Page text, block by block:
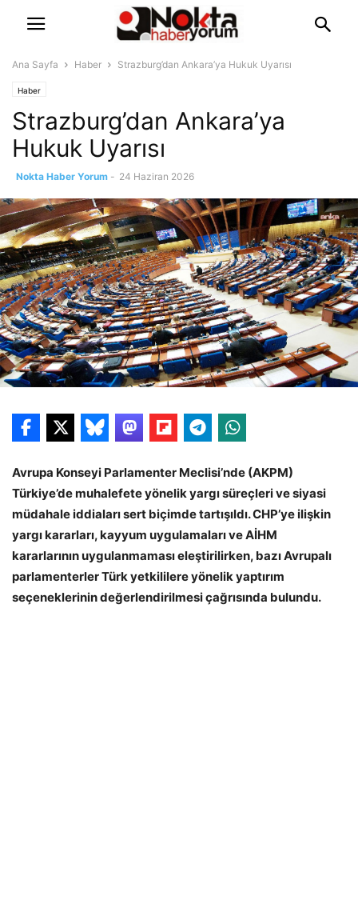
Ana Sayfa Haber Strazburg’dan Ankara’ya Hukuk Uyarısı
Haber
Strazburg’dan Ankara’ya
Hukuk Uyarısı
Nokta Haber Yorum - 24 Haziran 2026
Avrupa Konseyi Parlamenter Meclisi’nde (AKPM)
Türkiye’de muhalefete yönelik yargı süreçleri ve siyasi
müdahale iddiaları sert biçimde tartışıldı. CHP’ye ilişkin
yargı kararları, kayyum uygulamaları ve AİHM
kararlarının uygulanmaması eleştirilirken, bazı Avrupalı
parlamenterler Türk yetkililere yönelik yaptırım
seçeneklerinin değerlendirilmesi çağrısında bulundu.